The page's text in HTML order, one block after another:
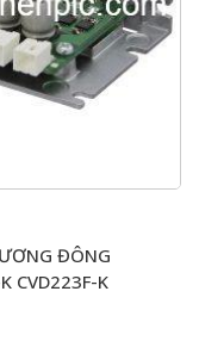
ĐÔNG
CVD223F-K